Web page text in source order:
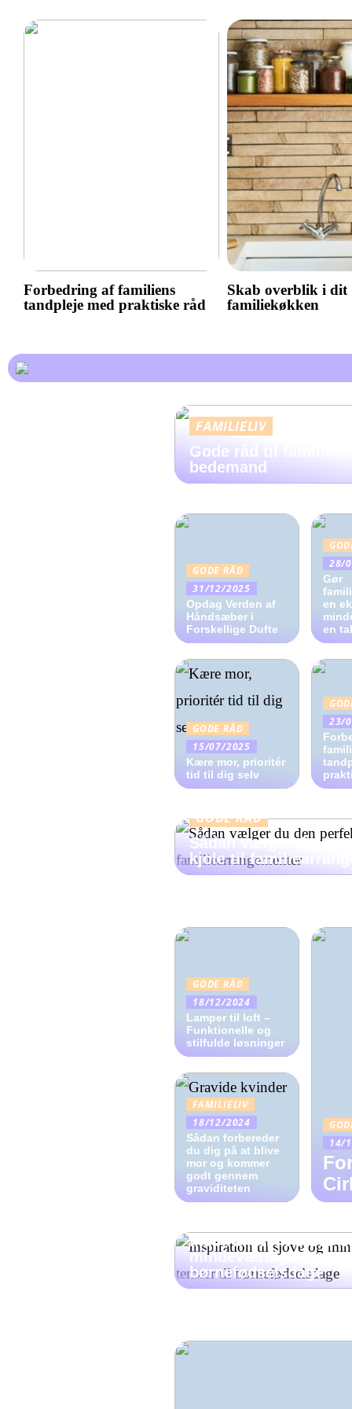
Forbedring af familiens
tandpleje med praktiske råd
Skab overblik i dit
familiekøkken
FAMILIELIV
Gode råd til familien
bedemand
GODE RÅD
31/12/2025
Opdag Verden af
Håndsæber i
Forskellige Dufte
GODE RÅD
15/07/2025
Kære mor, prioritér
tid til dig selv
28/
Gør
en
en
23/
GODE RÅD
Sådan vælger du den
kjole til
GODE RÅD
18/12/2024
Lamper til loft –
Funktionelle og
stilfulde løsninger
FAMILIELIV
18/12/2024
Sådan forbereder
du dig på at blive
mor og kommer
godt gennem
graviditeten
14/
Inspiration til sjove
mindeværdige
børnefødselsdage